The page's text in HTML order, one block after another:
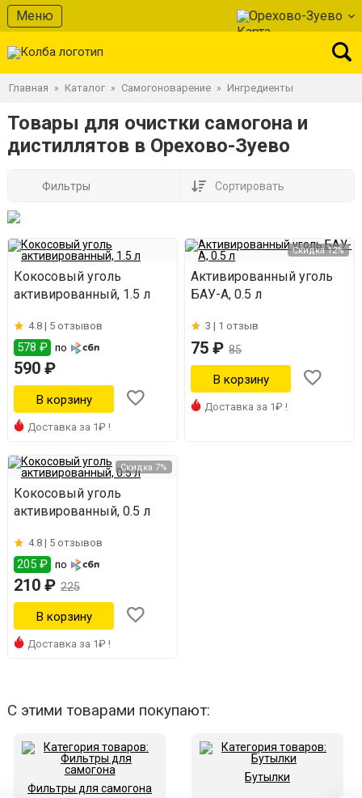
Меню Орехово-Зуево
Главная » Каталог » Самогоноварение » Ингредиенты
Товары для очистки самогона и
дистиллятов в Орехово-Зуево
Фильтры Сортировать
Кокосовый уголь
активированный, 1.5 л
4.8 | 5 отзывов
578 ₽ по
590 ₽
Доставка за 1₽ !
Скидка 12%
Активированный уголь
БАУ-А, 0.5 л
3 | 1 отзыв
75 ₽ 85
Доставка за 1₽ !
Скидка 7%
Кокосовый уголь
активированный, 0.5 л
4.8 | 5 отзывов
205 ₽ по
210 ₽ 225
Доставка за 1₽ !
С этими товарами покупают:
Фильтры для самогона
Бутылки